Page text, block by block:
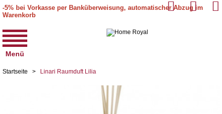
-5% bei Vorkasse per Banküberweisung, automatischer Abzug im
Warenkorb
Menü
Startseite > Linari Raumduft Lilia